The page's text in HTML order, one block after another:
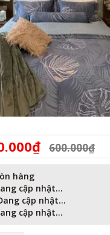
600.000₫
hàng
cập nhật...
cập nhật...
cập nhật...